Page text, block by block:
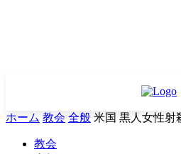
ホーム 教会 全般 米国 黒人女性射
教会